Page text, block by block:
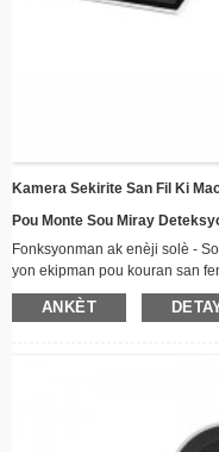
Kamera Sekirite San Fil Ki
Pou Monte Sou Miray
Fonksyonman ak enèji solè -
yon ekipman pou kouran san
Konektivite san fil - Rete
videyo an tan reyèl
Deteksyon Mouvman Entelijan
mouvman, ekonomize enèji ak
ANKÈT